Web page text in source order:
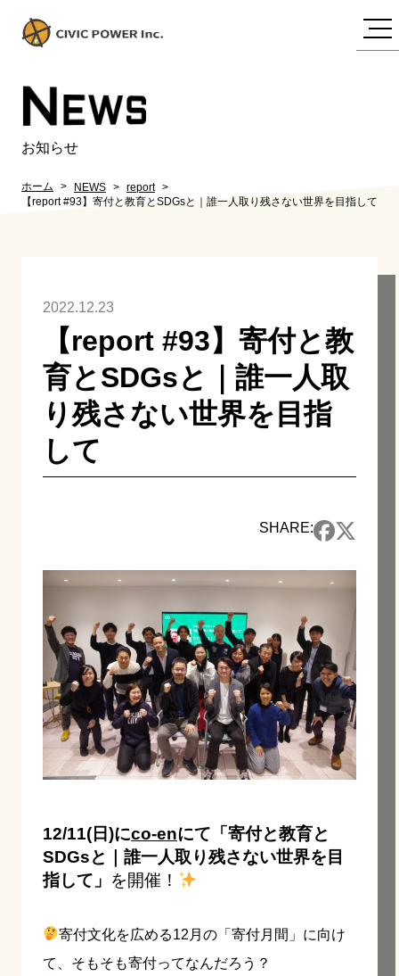
NEWS
お知らせ
ホーム NEWS
report
【report #93】寄付と教育とSDGsと｜誰一人取り残さない世界を目指して
2022.12.23
【report #93】寄付と教
育とSDGsと｜誰一人取
り残さない世界を目指
して
SHARE:
12/11(日)にco-enにて「寄付と教育と
SDGsと｜誰一人取り残さない世界を目
指して」 を開催！
寄付文化を広める12月の「寄付月間」に向け
て、そもそも寄付ってなんだろう？